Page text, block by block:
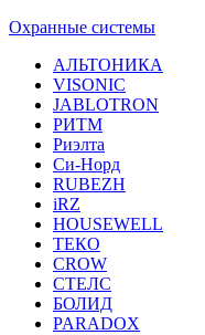
Охранные системы
АЛЬТОНИКА
VISONIC
JABLOTRON
РИТМ
Риэлта
Си-Норд
RUBEZH
iRZ
HOUSEWELL
ТЕКО
CROW
СТЕЛС
БОЛИД
PARADOX